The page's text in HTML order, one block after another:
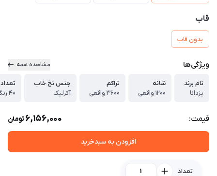
قاب
بدون قاب
ویژگی‌ها مشاهده همه
نام برند
یزدانا
شانه
1200 واقعی
تراکم
3600 واقعی
جنس نخ خاب
آکرلیک
40 رنگ واقعی
قیمت: 6,156,000تومان
افزودن به سبدخرید
تعداد